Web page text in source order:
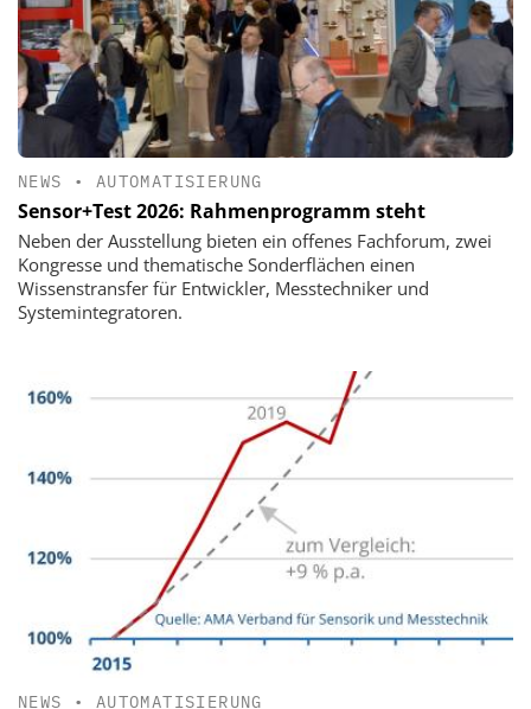
NEWS • AUTOMATISIERUNG
Sensor+Test 2026: Rahmenprogramm steht
Neben der Ausstellung bieten ein offenes Fachforum, zwei
Kongresse und thematische Sonderflächen einen
Wissenstransfer für Entwickler, Messtechniker und
Systemintegratoren.
NEWS • AUTOMATISIERUNG